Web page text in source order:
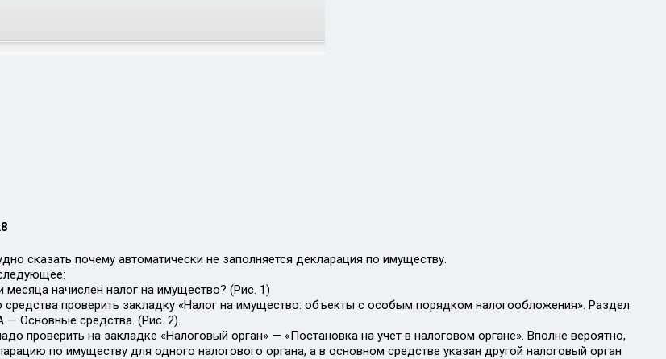
сказать почему автоматически не заполняется декларация по имуществу.
месяца начислен налог на имущество? (Рис. 1)
средства проверить закладку «Налог на имущество: объекты с особым порядком налогообложения». Раздел
Основные средства. (Рис. 2).
проверить на закладке «Налоговый орган» — «Постановка на учет в налоговом органе». Вполне вероятно,
по имуществу для одного налогового органа, а в основном средстве указан другой налоговый орган